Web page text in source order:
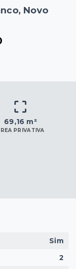
Novo
69,16 m²
PRIVATIVA
Sim
2